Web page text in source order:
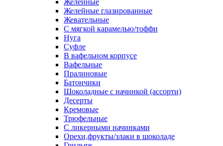
Желейные
Желейные глазированные
Жевательные
С мягкой карамелью/тоффи
Нуга
Суфле
В вафельном корпусе
Вафельные
Пралиновые
Батончики
Шоколадные с начинкой (ассорти)
Десерты
Кремовые
Трюфельные
С ликерными начинками
Орехи,фрукты/злаки в шоколаде